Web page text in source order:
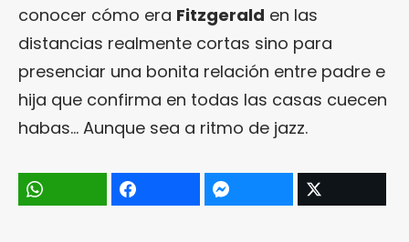
conocer cómo era Fitzgerald en las
distancias realmente cortas sino para
presenciar una bonita relación entre padre e
hija que confirma en todas las casas cuecen
habas… Aunque sea a ritmo de jazz.